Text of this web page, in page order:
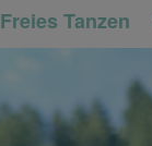
Freies Tanzen